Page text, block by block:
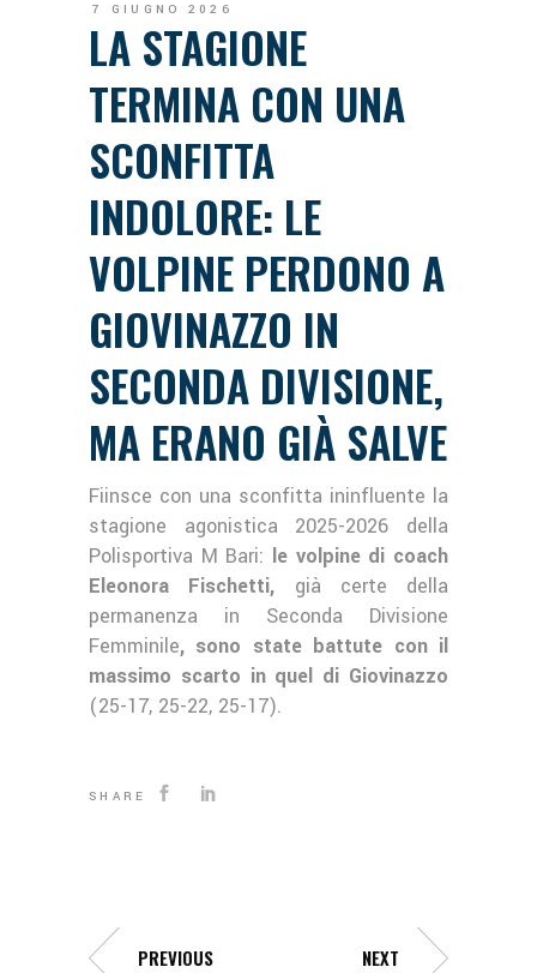
7 GIUGNO 2026
LA STAGIONE
TERMINA CON UNA
SCONFITTA
INDOLORE: LE
VOLPINE PERDONO A
GIOVINAZZO IN
SECONDA DIVISIONE,
MA ERANO GIÀ SALVE
Fiinsce con una sconfitta ininfluente la
stagione agonistica 2025-2026 della
Polisportiva M Bari: le volpine di coach
Eleonora Fischetti, già certe della
permanenza in Seconda Divisione
Femminile, sono state battute con il
massimo scarto in quel di Giovinazzo
(25-17, 25-22, 25-17).
SHARE
PREVIOUS NEXT